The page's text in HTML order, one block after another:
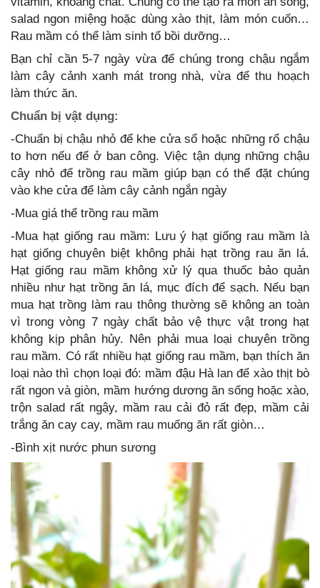
salad ngon miệng hoặc dùng xào thịt, làm món cuốn…
Rau mầm có thể làm sinh tố bồi dưỡng…
Bạn chỉ cần 5-7 ngày vừa để chúng trong chậu ngắm
làm cây cảnh xanh mát trong nhà, vừa để thu hoạch
làm thức ăn.
Chuẩn bị vật dụng:
-Chuẩn bị chậu nhỏ để khe cửa sổ hoặc những rổ chậu
to hơn nếu để ở ban công. Việc tận dụng những chậu
cây nhỏ để trồng rau mầm giúp bạn có thể đặt chúng
vào khe cửa để làm cây cảnh ngắn ngày
-Mua giá thể trồng rau mầm
-Mua hạt giống rau mầm: Lưu ý hạt giống rau mầm là
hạt giống chuyên biệt không phải hạt trồng rau ăn lá.
Hạt giống rau mầm không xử lý qua thuốc bảo quản
nhiều như hạt trồng ăn lá, mục đích để sạch. Nếu bạn
mua hạt trồng làm rau thông thường sẽ không an toàn
vì trong vòng 7 ngày chất bảo vệ thực vật trong hạt
không kịp phân hủy. Nên phải mua loại chuyên trồng
rau mầm. Có rất nhiều hạt giống rau mầm, bạn thích ăn
loại nào thì chọn loại đó: mầm đậu Hà lan để xào thịt bò
rất ngon và giòn, mầm hướng dương ăn sống hoặc xào,
trộn salad rất ngậy, mầm rau cải đỏ rất đẹp, mầm cải
trắng ăn cay cay, mầm rau muống ăn rất giòn…
-Bình xịt nước phun sương